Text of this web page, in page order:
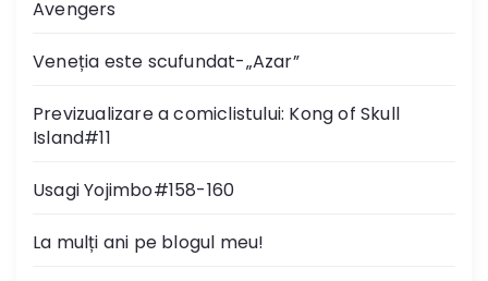
Avengers
Veneția este scufundat-„Azar”
Previzualizare a comiclistului: Kong of Skull
Island#11
Usagi Yojimbo#158-160
La mulți ani pe blogul meu!